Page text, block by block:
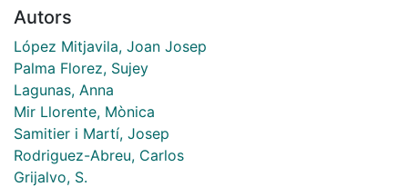
Autors
López Mitjavila, Joan Josep
Palma Florez, Sujey
Lagunas, Anna
Mir Llorente, Mònica
Samitier i Martí, Josep
Rodriguez-Abreu, Carlos
Grijalvo, S.